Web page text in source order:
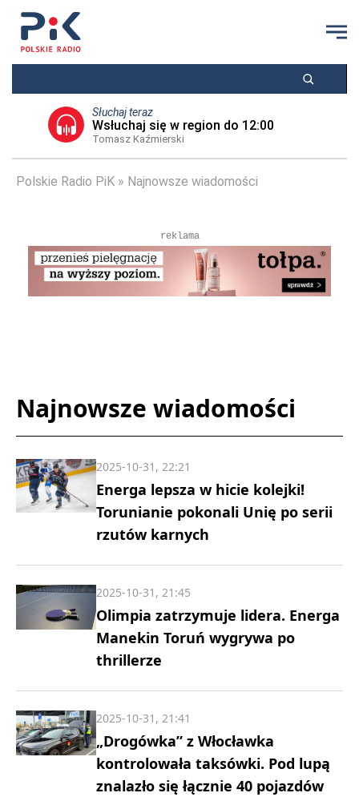
Słuchaj teraz
Wsłuchaj się w region do 12:00
Tomasz Kaźmierski
Polskie Radio PiK Najnowsze wiadomości
reklama
Najnowsze wiadomości
Energa lepsza w hicie kolejki!
Torunianie pokonali Unię po serii
rzutów karnych
2025-10-31, 22:21
Olimpia zatrzymuje lidera. Energa
Manekin Toruń wygrywa po
thrillerze
2025-10-31, 21:45
„Drogówka” z Włocławka
kontrolowała taksówki. Pod lupą
znalazło się łącznie 40 pojazdów
2025-10-31, 21:41